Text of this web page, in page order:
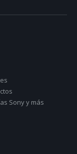
Sony y más